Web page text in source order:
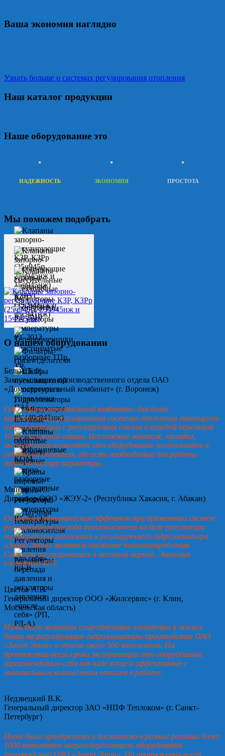
Ваша экономия наглядно
Узнать больше о системах регулирования отопления
Наш каталог продукции
Наше оборудование это
НАДЕЖНОСТЬ ЭКОНОМИЯ ПРОСТОТА
Мы поможем подобрать
О нашем оборудовании
Белых Т.Ф.
Замначальника производственного отдела ОАО
«Домостроительный комбинат» (г. Воронеж)
ОАО «Домостроительный комбинат» для более
качественного регулирования системы отопления монтирует
гидроэлеваторы с регулируемым соплом в каждой панельной
10-ти этажной секции. Несложные монтаж, наладка,
эксплуатация позволяют это оборудование использовать и
сегодня на объектах, где есть необходимые для работы
гидроэлеватора параметры.
Минин А.Ю.
Директор ООО «ЖЭУ-2» (Республика Хакасия, г. Абакан)
Основным экономическим эффектом при применении систем
регулирования расхода теплоносителя на базе регулятора
температуры отопления и регулирующего гидроэлеватора
«Завод Этон» является снижение теплопотребления.
Система тестировалась в весенний период. Экономия
составила 42%.
Цветов А.В.
Генеральный директор ООО «Жилсервис» (г. Клин,
Московская область)
Нами были заменены существующие элеваторы в жилых
домах на регулирующие гидроэлеваторы производства ОАО
«Завод Этон» в объеме около 500 комплектов. На
протяжении всего срока эксплуатации это оборудование
зарекомендовало себя как надежное и эффективное с
минимальным количеством отказов в работе.
Недзвецкий В.К.
Генеральный директор ЗАО «НПФ Теплоком» (г. Санкт-
Петербург)
Нами было приобретено и поставлено в разные регионы более
1000 комплектов энергосберегающего оборудования